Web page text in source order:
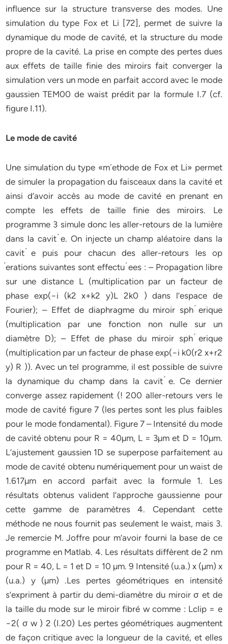
influence sur la structure transverse des modes. Une
simulation du type Fox et Li [72], permet de suivre la
dynamique du mode de cavité, et la structure du mode
propre de la cavité. La prise en compte des pertes dues
aux effets de taille finie des miroirs fait converger la
simulation vers un mode en parfait accord avec le mode
gaussien TEM00 de waist prédit par la formule I.7 (cf.
figure I.11).
Le mode de cavité
Une simulation du type «m´ethode de Fox et Li» permet
de simuler la propagation du faisceaux dans la cavité et
ainsi d’avoir accès au mode de cavité en prenant en
compte les effets de taille finie des miroirs. Le
programme 3 simule donc les aller-retours de la lumière
dans la cavit ́e. On injecte un champ aléatoire dans la
cavit ́e puis pour chacun des aller-retours les op
́erations suivantes sont effectu ́ees : – Propagation libre
sur une distance L (multiplication par un facteur de
phase exp(−i (k2 x+k2 y)L 2k0 ) dans l’espace de
Fourier); – Effet de diaphragme du miroir sph ́erique
(multiplication par une fonction non nulle sur un
diamètre D); – Effet de phase du miroir sph ́erique
(multiplication par un facteur de phase exp(−i k0(r2 x+r2
y) R )). Avec un tel programme, il est possible de suivre
la dynamique du champ dans la cavit ́e. Ce dernier
converge assez rapidement (! 200 aller-retours vers le
mode de cavité figure 7 (les pertes sont les plus faibles
pour le mode fondamental). Figure 7 – Intensité du mode
de cavité obtenu pour R = 40µm, L = 3µm et D = 10µm.
L’ajustement gaussien 1D se superpose parfaitement au
mode de cavité obtenu numériquement pour un waist de
1.617µm en accord parfait avec la formule 1. Les
résultats obtenus valident l’approche gaussienne pour
cette gamme de paramètres 4. Cependant cette
méthode ne nous fournit pas seulement le waist, mais 3.
Je remercie M. Joffre pour m’avoir fourni la base de ce
programme en Matlab. 4. Les résultats diffèrent de 2 nm
pour R = 40, L = 1 et D = 10 µm. 9 Intensité (u.a.) x (µm) x
(u.a.) y (µm) .Les pertes géométriques en intensité
s’expriment à partir du demi-diamètre du miroir σ et de
la taille du mode sur le miroir fibré w comme : Lclip = e
−2( σ w ) 2 (I.20) Les pertes géométriques augmentent
de façon critique avec la longueur de la cavité, et elles